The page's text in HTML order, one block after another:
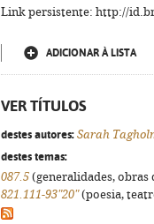
Link persistente: http://
ADICIONAR À LISTA
VER TÍTULOS
destes autores: Sarah
destes temas:
087.5 (generalidades,
821.111-93"20"(poesia,